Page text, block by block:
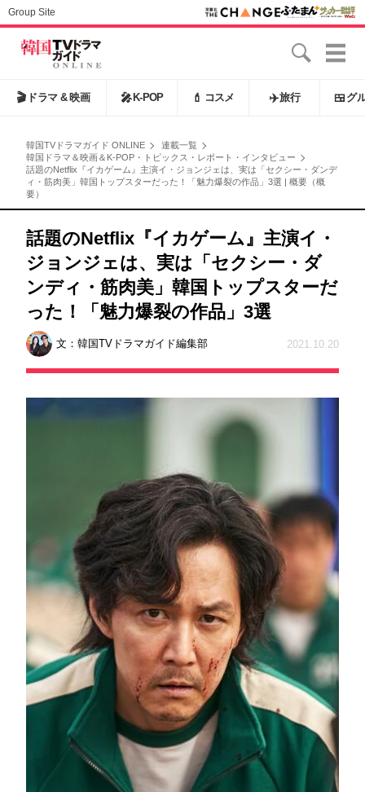
Group Site
🎬 ドラマ & 映画 🎤 K-POP 💄 コスメ ✈️旅行 🍱 グ
韓国TVドラマガイド ONLINE
連載一覧
韓国ドラマ＆映画＆K-POP・トピックス・レポート・インタビュー
話題のNetflix『イカゲーム』主演イ・ジョンジェは、実は「セクシー・ダンデ
ィ・筋肉美」韓国トップスターだった！「魅力爆裂の作品」3選 | 概要（概
要）
話題のNetflix『イカゲーム』主演イ・
ジョンジェは、実は「セクシー・ダ
ンディ・筋肉美」韓国トップスターだ
った！「魅力爆裂の作品」3選
文： 韓国TVドラマガイド編集部 2021.10.20